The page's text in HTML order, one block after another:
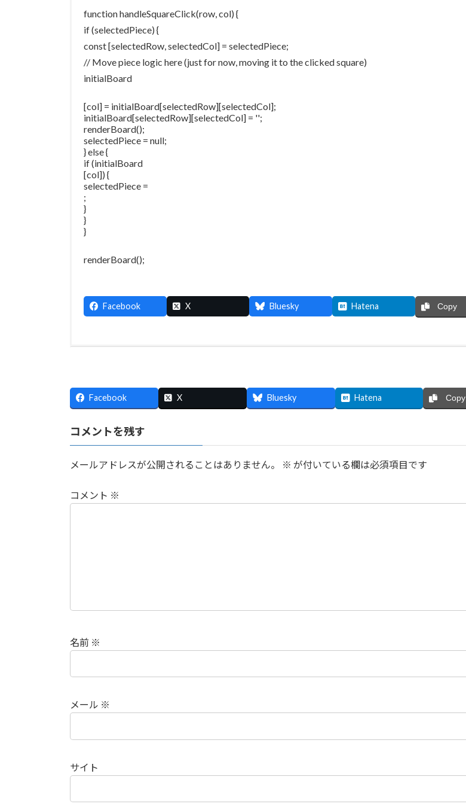
function handleSquareClick(row, col) {
if (selectedPiece) {
const [selectedRow, selectedCol] = selectedPiece;
// Move piece logic here (just for now, moving it to the clicked square)
initialBoard
[col] = initialBoard[selectedRow][selectedCol];
initialBoard[selectedRow][selectedCol] = '';
renderBoard();
selectedPiece = null;
} else {
if (initialBoard
[col]) {
selectedPiece =
;
}
}
}
renderBoard();
Facebook X Bluesky Hatena Copy
Facebook X Bluesky Hatena Copy
コメントを残す
メールアドレスが公開されることはありません。 ※ が付いている欄は必須項目です
コメント ※
名前 ※
メール ※
サイト